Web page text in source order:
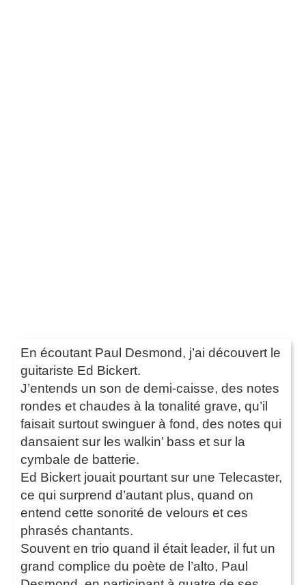
En écoutant Paul Desmond, j’ai découvert le
guitariste Ed Bickert.
J’entends un son de demi-caisse, des notes
rondes et chaudes à la tonalité grave, qu’il
faisait surtout swinguer à fond, des notes qui
dansaient sur les walkin’ bass et sur la
cymbale de batterie.
Ed Bickert jouait pourtant sur une Telecaster,
ce qui surprend d’autant plus, quand on
entend cette sonorité de velours et ces
phrasés chantants.
Souvent en trio quand il était leader, il fut un
grand complice du poète de l’alto, Paul